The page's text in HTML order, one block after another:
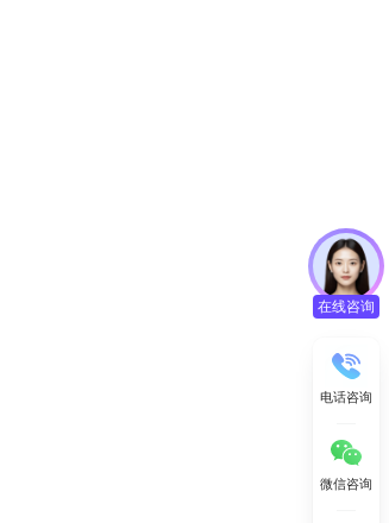
在线咨询
电话咨询
微信咨询